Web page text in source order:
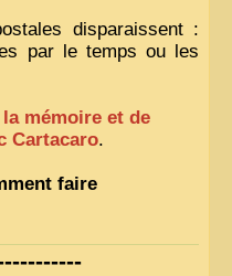
disparaissent :
par le temps ou les
la mémoire et de
Cartacaro.
faire